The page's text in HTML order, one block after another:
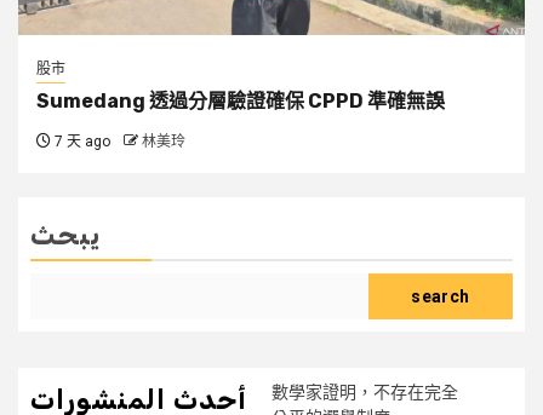
股市
Sumedang 透過分層驗證確保 CPPD 準確無誤
7 天 ago 林美玲
يبحث
search
أحدث المنشورات
數學家證明，不存在完全